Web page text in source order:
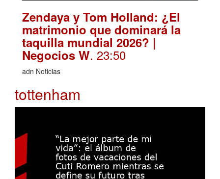
Zendaya y Tom Holland: ¿El
matrimonio que dominará la
taquilla mundial 2026? |
Negocios W. 23:50
adn Noticias
tottenham